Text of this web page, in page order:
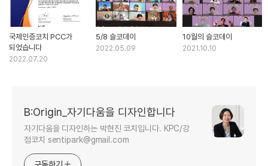
국제인증코치 PCC가
되었습니다
2022.07.20
5/8 슬코데이
2022.05.09
10월의 슬코데이
2021.10.10
B:Origin_자기다움을 디자인합니다
자기다움을 디자인하는 박현진 코치입니다. KPC/강
점코치 sentipark@gmail.com